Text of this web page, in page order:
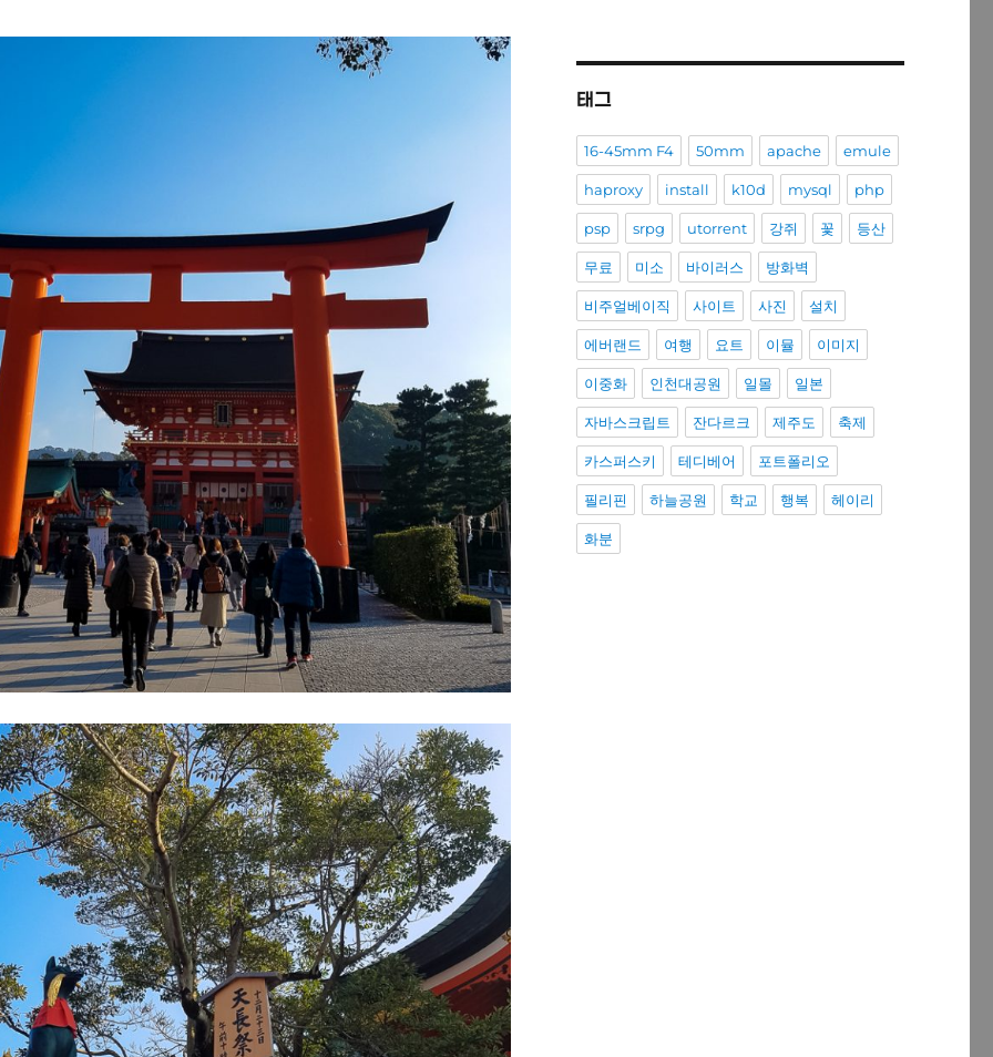
태그
16-45mm F4 50mm apache emule
haproxy install k10d mysql php
psp srpg utorrent 강쥐 꽃 등산
무료 미소 바이러스 방화벽
비주얼베이직 사이트 사진 설치
에버랜드 여행 요트 이뮬 이미지
이중화 인천대공원 일몰 일본
자바스크립트 잔다르크 제주도 축제
카스퍼스키 테디베어 포트폴리오
필리핀 하늘공원 학교 행복 헤이리
화분